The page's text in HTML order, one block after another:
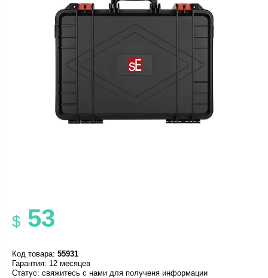
$ 53
Код товара: 55931
Гарантия: 12 месяцев
Статус: свяжитесь с нами для полученя информации